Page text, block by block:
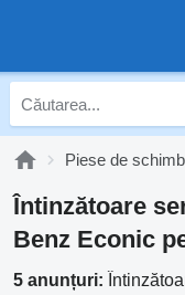
Piese de schimb
Întinzătoare
Benz Econic
5 anunțuri: